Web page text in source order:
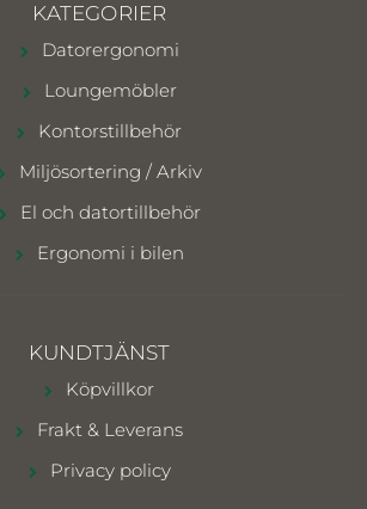
KATEGORIER
Datorergonomi
Loungemöbler
Kontorstillbehör
Miljösortering / Arkiv
El och datortillbehör
Ergonomi i bilen
KUNDTJÄNST
Köpvillkor
Frakt & Leverans
Privacy policy